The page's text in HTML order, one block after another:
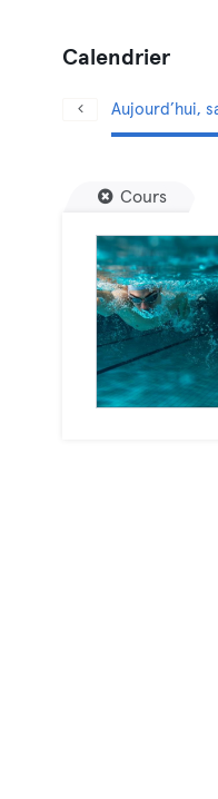
Calendrier
Aujourd’hui,
Cours